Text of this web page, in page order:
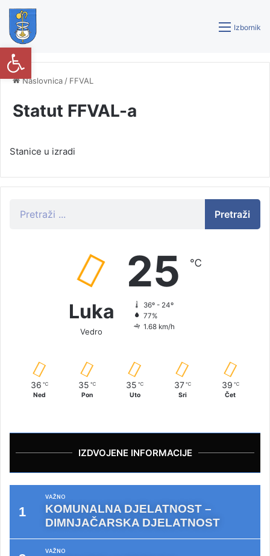
Izbornik
Naslovnica / FFVAL
Statut FFVAL-a
Stanice u izradi
Pretraži
Luka
Vedro
25 ℃
36º - 24º
77%
1.68 km/h
36 ℃
Ned
35 ℃
Pon
35 ℃
Uto
37 ℃
Sri
39 ℃
Čet
IZDVOJENE INFORMACIJE
VAŽNO
KOMUNALNA DJELATNOST –
DIMNJAČARSKA DJELATNOST
VAŽNO
Open toolbar